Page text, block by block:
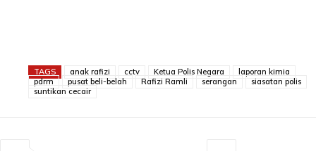
TAGS anak rafizi cctv Ketua Polis Negara
laporan kimia
pdrm
pusat beli-belah Rafizi Ramli serangan
siasatan polis
suntikan cecair